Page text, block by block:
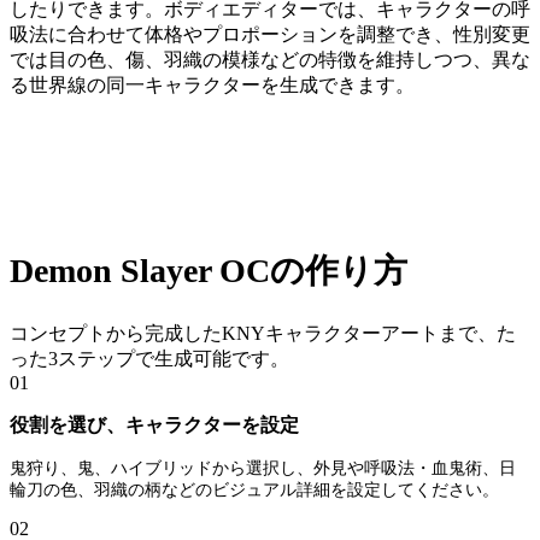
したりできます。ボディエディターでは、キャラクターの呼
吸法に合わせて体格やプロポーションを調整でき、性別変更
では目の色、傷、羽織の模様などの特徴を維持しつつ、異な
る世界線の同一キャラクターを生成できます。
Demon Slayer OCの作り方
コンセプトから完成したKNYキャラクターアートまで、た
った3ステップで生成可能です。
01
役割を選び、キャラクターを設定
鬼狩り、鬼、ハイブリッドから選択し、外見や呼吸法・血鬼術、日
輪刀の色、羽織の柄などのビジュアル詳細を設定してください。
02